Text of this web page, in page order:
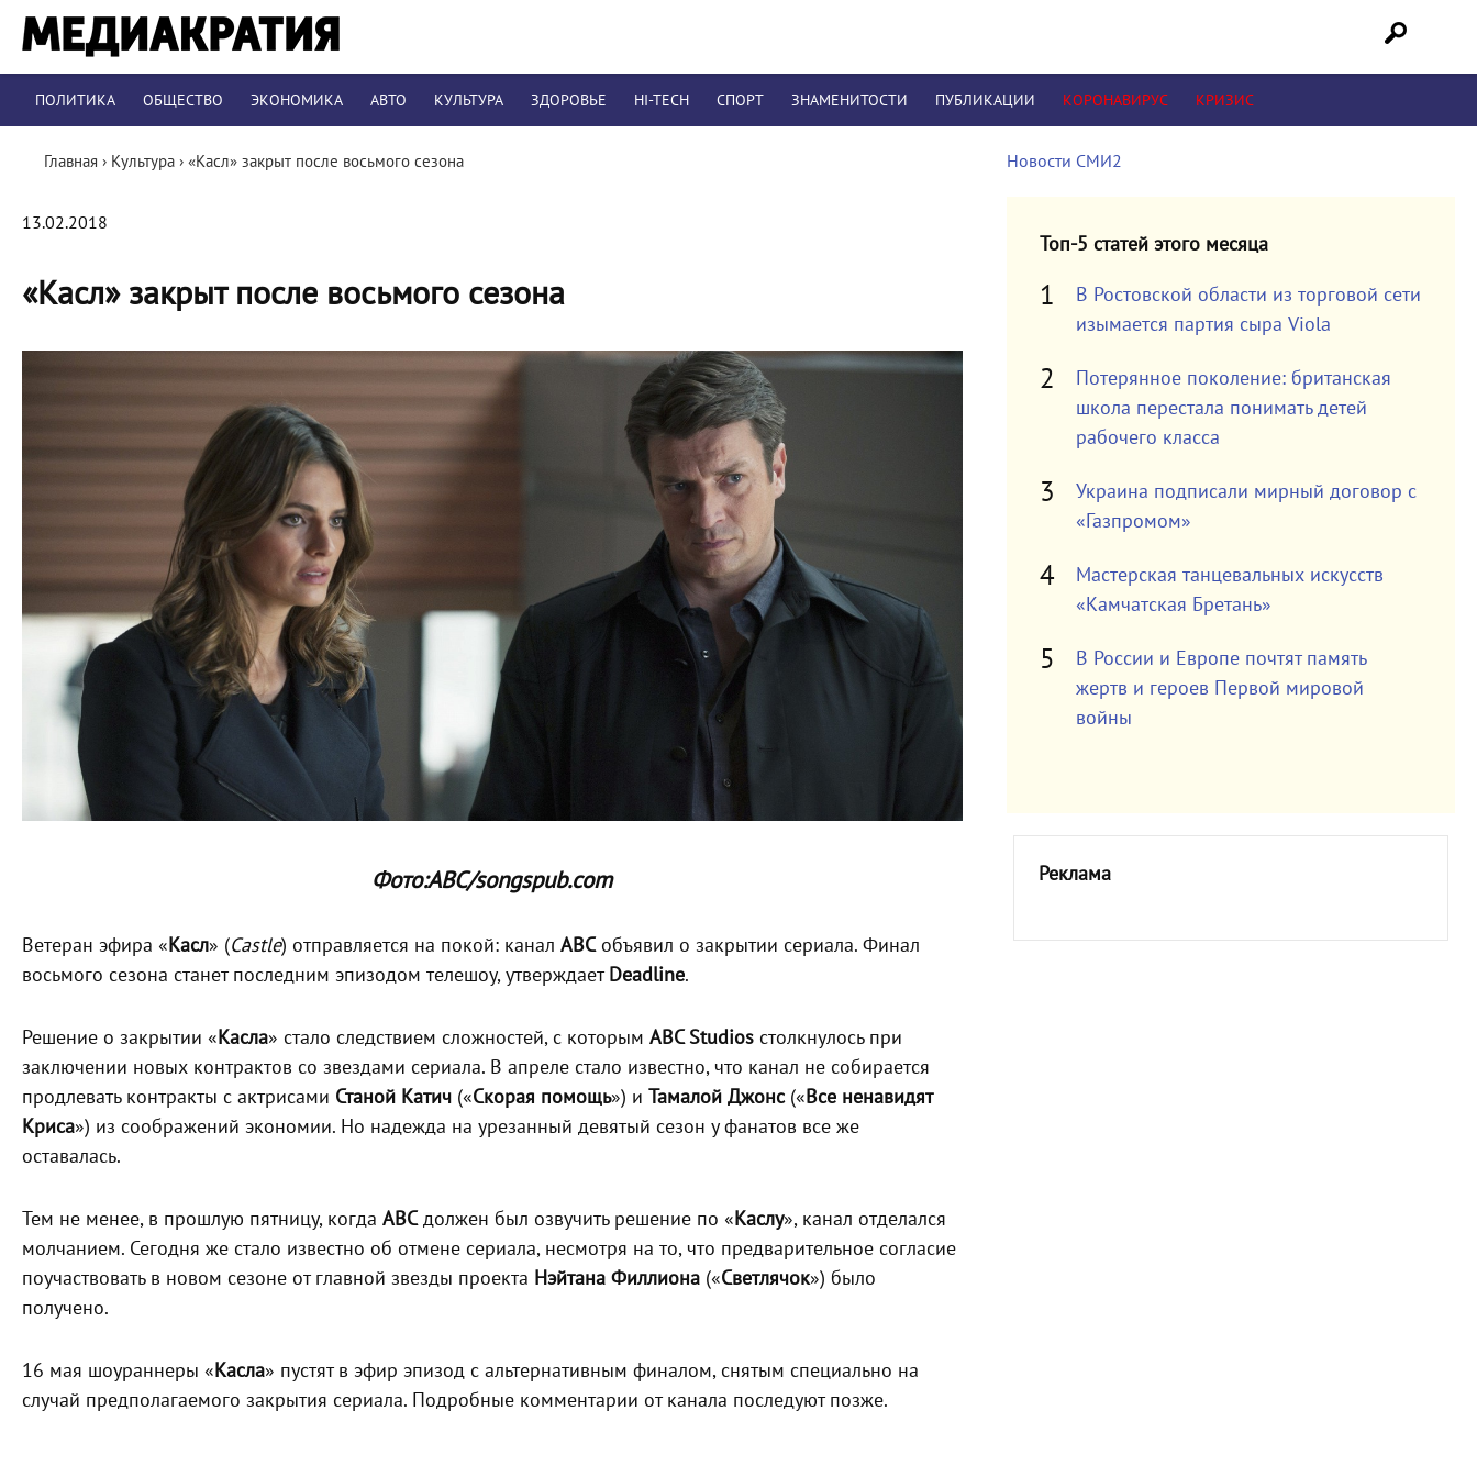
ПОЛИТИКА ОБЩЕСТВО ЭКОНОМИКА АВТО КУЛЬТУРА ЗДОРОВЬЕ HI-TECH СПОРТ ЗНАМЕНИТОСТИ ПУБЛИКАЦИИ КОРОНАВИРУС КРИЗИС
Главная › Культура › «Касл» закрыт после восьмого сезона
13.02.2018
«Касл» закрыт после восьмого сезона
Фото:ABC/songspub.com
Ветеран эфира «Касл» (Castle) отправляется на покой: канал ABCобъявил о закрытии сериала. Финал
восьмого сезона станет последним эпизодом телешоу, утверждает Deadline.
Решение о закрытии «Касла» стало следствием сложностей, с которым ABC Studios столкнулось при
заключении новых контрактов со звездами сериала. В апреле стало известно, что канал не собирается
продлевать контракты с актрисами Станой Катич («Скорая помощь») и Тамалой Джонс(«Все ненавидят
Криса») из соображений экономии. Но надежда на урезанный девятый сезон у фанатов все же
оставалась.
Тем не менее, в прошлую пятницу, когда ABCдолжен был озвучить решение по «Каслу», канал отделался
молчанием. Сегодня же стало известно об отмене сериала, несмотря на то, что предварительное согласие
поучаствовать в новом сезоне от главной звезды проекта Нэйтана Филлиона («Светлячок») было
получено.
16 мая шоураннеры «Касла» пустят в эфир эпизод с альтернативным финалом, снятым специально на
случай предполагаемого закрытия сериала. Подробные комментарии от канала последуют позже.
Новости СМИ2
Топ-5 статей этого месяца
В Ростовской области из торговой сети
изымается партия сыра Viola
Потерянное поколение: британская
школа перестала понимать детей
рабочего класса
Украина подписали мирный договор с
«Газпромом»
Мастерская танцевальных искусств
«Камчатская Бретань»
В России и Европе почтят память
жертв и героев Первой мировой
войны
Реклама